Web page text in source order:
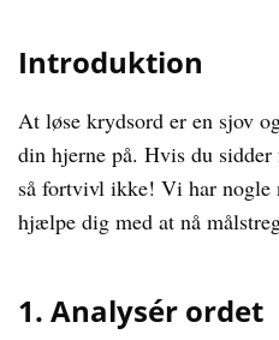
Introduktion
At løse krydsord er en sjov
din hjerne på. Hvis du
så fortvivl ikke! Vi har
hjælpe dig med at nå
1. Analysér ordet